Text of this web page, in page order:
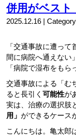
併用がベスト
2025.12.16 |
「交通事故に遭っ
間に病院へ通えない」
「病院で湿布をもら
交通事故による「む
ると長引く可能性が
実は、治療の選択肢
用」 ができるケース
こんにちは。亀太郎